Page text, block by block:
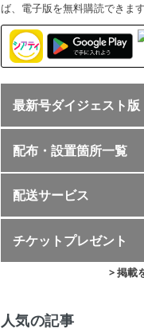
ば、電子版を無料購読できます
最新号ダイジェスト版
配布・設置箇所一覧
配送サービス
チケットプレゼント
> 掲載
人気の記事